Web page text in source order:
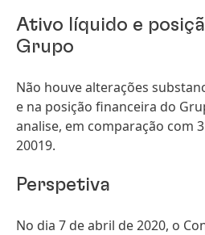
Ativo líquido e
Grupo
Não houve alterações
e na posição financeira do
analise, em comparação com
20019.
Perspetiva
No dia 7 de abril de 2020, o